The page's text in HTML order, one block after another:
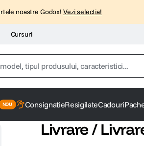
noastre Godox! Vezi selectia!
Cursuri
tipul produsului, caracteristici...
ConsignatieResigilateCadouri
Livrare /